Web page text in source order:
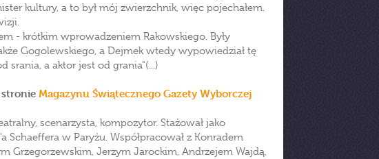
kultury, a to był mój zwierzchnik, więc pojechałem.
- krótkim wprowadzeniem Rakowskiego. Były
Gogolewskiego, a Dejmek wtedy wypowiedział tę
srania, a aktor jest od grania"(...)
stronie Magazynu Świątecznego Gazety Wyborczej
scenarzysta, kompozytor. Stażował jako
w Paryżu. Współpracował z Konradem
Grzegorzewskim, Jerzym Jarockim, Andrzejem Wajdą,